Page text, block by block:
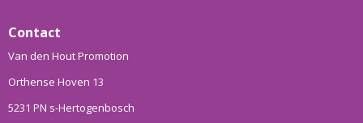
Contact
Van den Hout Promotion
Orthense Hoven 13
5231 PN s-Hertogenbosch